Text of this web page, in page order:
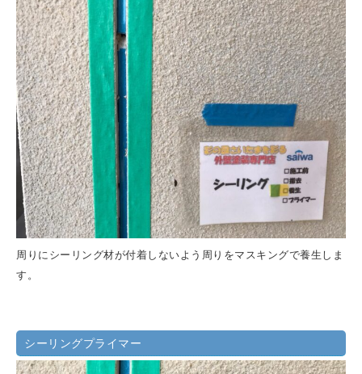
周りにシーリング材が付着しないよう周りをマスキングで養生しま
す。
シーリングプライマー